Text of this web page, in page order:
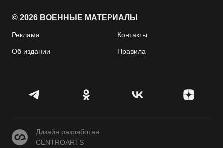
© 2026 ВОЕННЫЕ МАТЕРИАЛЫ
Реклама Контакты
Об издании Правила
CENTROARTS